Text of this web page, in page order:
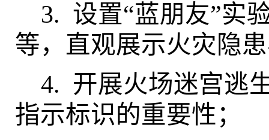
3. 设置“蓝朋友”实
等，直观展示火灾隐
4. 开展火场迷宫逃
指示标识的重要性；